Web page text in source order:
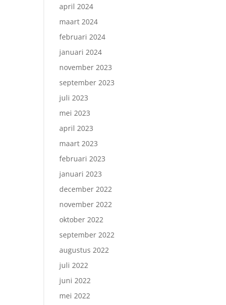
april 2024
maart 2024
februari 2024
januari 2024
november 2023
september 2023
juli 2023
mei 2023
april 2023
maart 2023
februari 2023
januari 2023
december 2022
november 2022
oktober 2022
september 2022
augustus 2022
juli 2022
juni 2022
mei 2022